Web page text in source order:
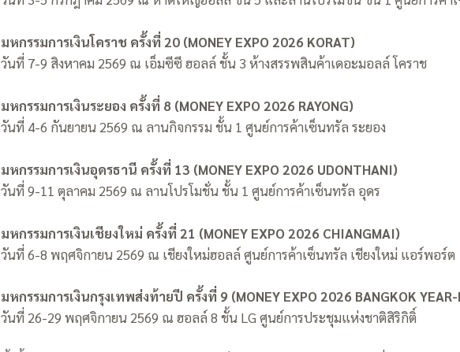
มหกรรมการเงินโคราช ครั้งที่ 20 (MONEY EXPO 2026 KORAT)
วันที่ 7-9 สิงหาคม 2569 ณ เอ็มซีซี ฮอลล์ ชั้น 3 ห้างสรรพสินค้าเดอะมอลล์ โคราช
มหกรรมการเงินระยอง ครั้งที่ 8 (MONEY EXPO 2026 RAYONG)
วันที่ 4-6 กันยายน 2569 ณ ลานกิจกรรม ชั้น 1 ศูนย์การค้าเซ็นทรัล ระยอง
มหกรรมการเงินอุดรธานี ครั้งที่ 13 (MONEY EXPO 2026 UDONTHANI)
วันที่ 9-11 ตุลาคม 2569 ณ ลานโปรโมชั่น ชั้น 1 ศูนย์การค้าเซ็นทรัล อุดร
มหกรรมการเงินเชียงใหม่ ครั้งที่ 21 (MONEY EXPO 2026 CHIANGMAI)
วันที่ 6-8 พฤศจิกายน 2569 ณ เชียงใหม่ฮอลล์ ศูนย์การค้าเซ็นทรัล เชียงใหม่ แอร์พอร์ต
มหกรรมการเงินกรุงเทพส่งท้ายปี ครั้งที่ 9 (MONEY EXPO 2026 BANGKOK YEAR-
วันที่ 26-29 พฤศจิกายน 2569 ณ ฮอลล์ 8 ชั้น LG ศูนย์การประชุมแห่งชาติสิริกิติ์